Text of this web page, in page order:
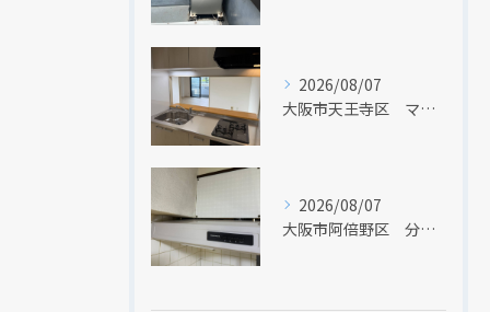
2026/08/07
大阪市天王寺区 マンションのキッチン取替及び内装リフォーム工事 クリナップ
2026/08/07
大阪市阿倍野区 分譲マンションのレンジフード取替リフォーム工事 タカラスタンダード